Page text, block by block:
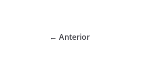
e
← Anterior